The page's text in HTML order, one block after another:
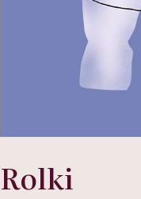
Rolki